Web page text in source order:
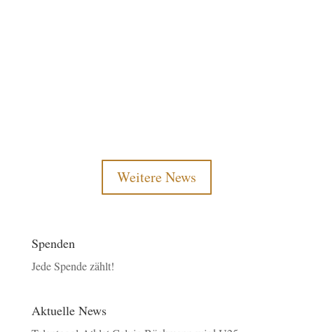
Weitere News
Spenden
Jede Spende zählt!
Aktuelle News